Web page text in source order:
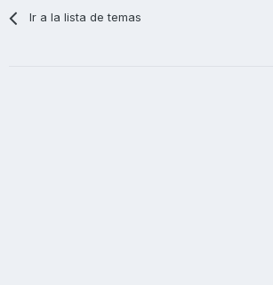
Ir a la lista de temas